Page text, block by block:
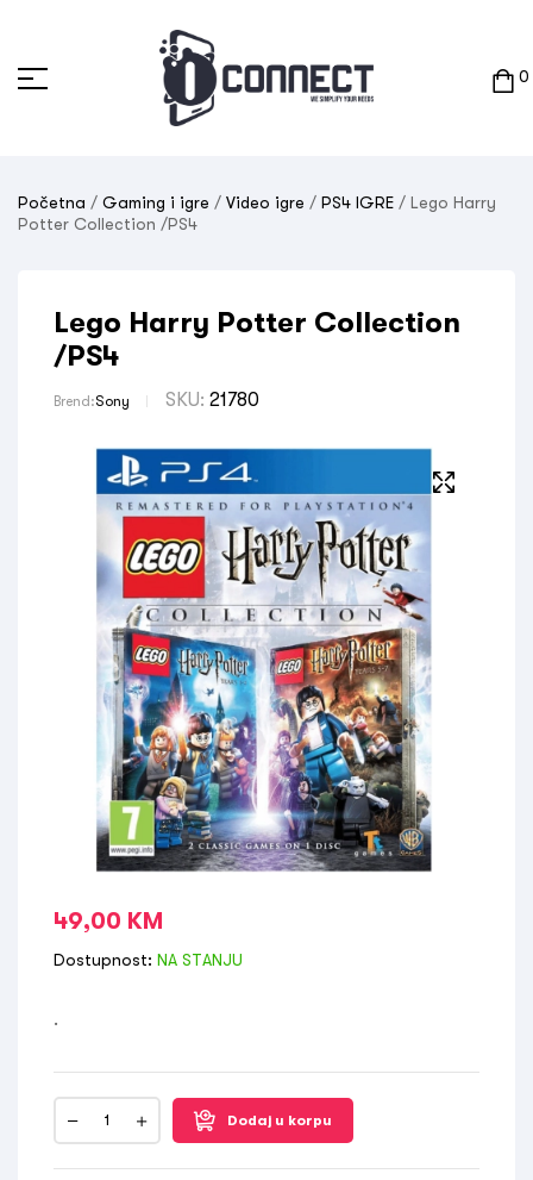
0
Početna / Gaming i igre / Video igre / PS4 IGRE / Lego Harry
Potter Collection /PS4
Lego Harry Potter Collection
/PS4
Brend:Sony SKU: 21780
49,00 KM
Dostupnost: NA STANJU
.
Dodaj u korpu